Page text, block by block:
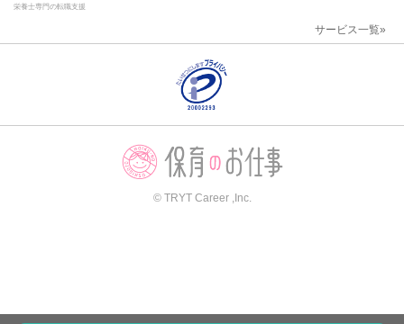
栄養士専門の転職支援
サービス一覧»
© TRYT Career ,Inc.